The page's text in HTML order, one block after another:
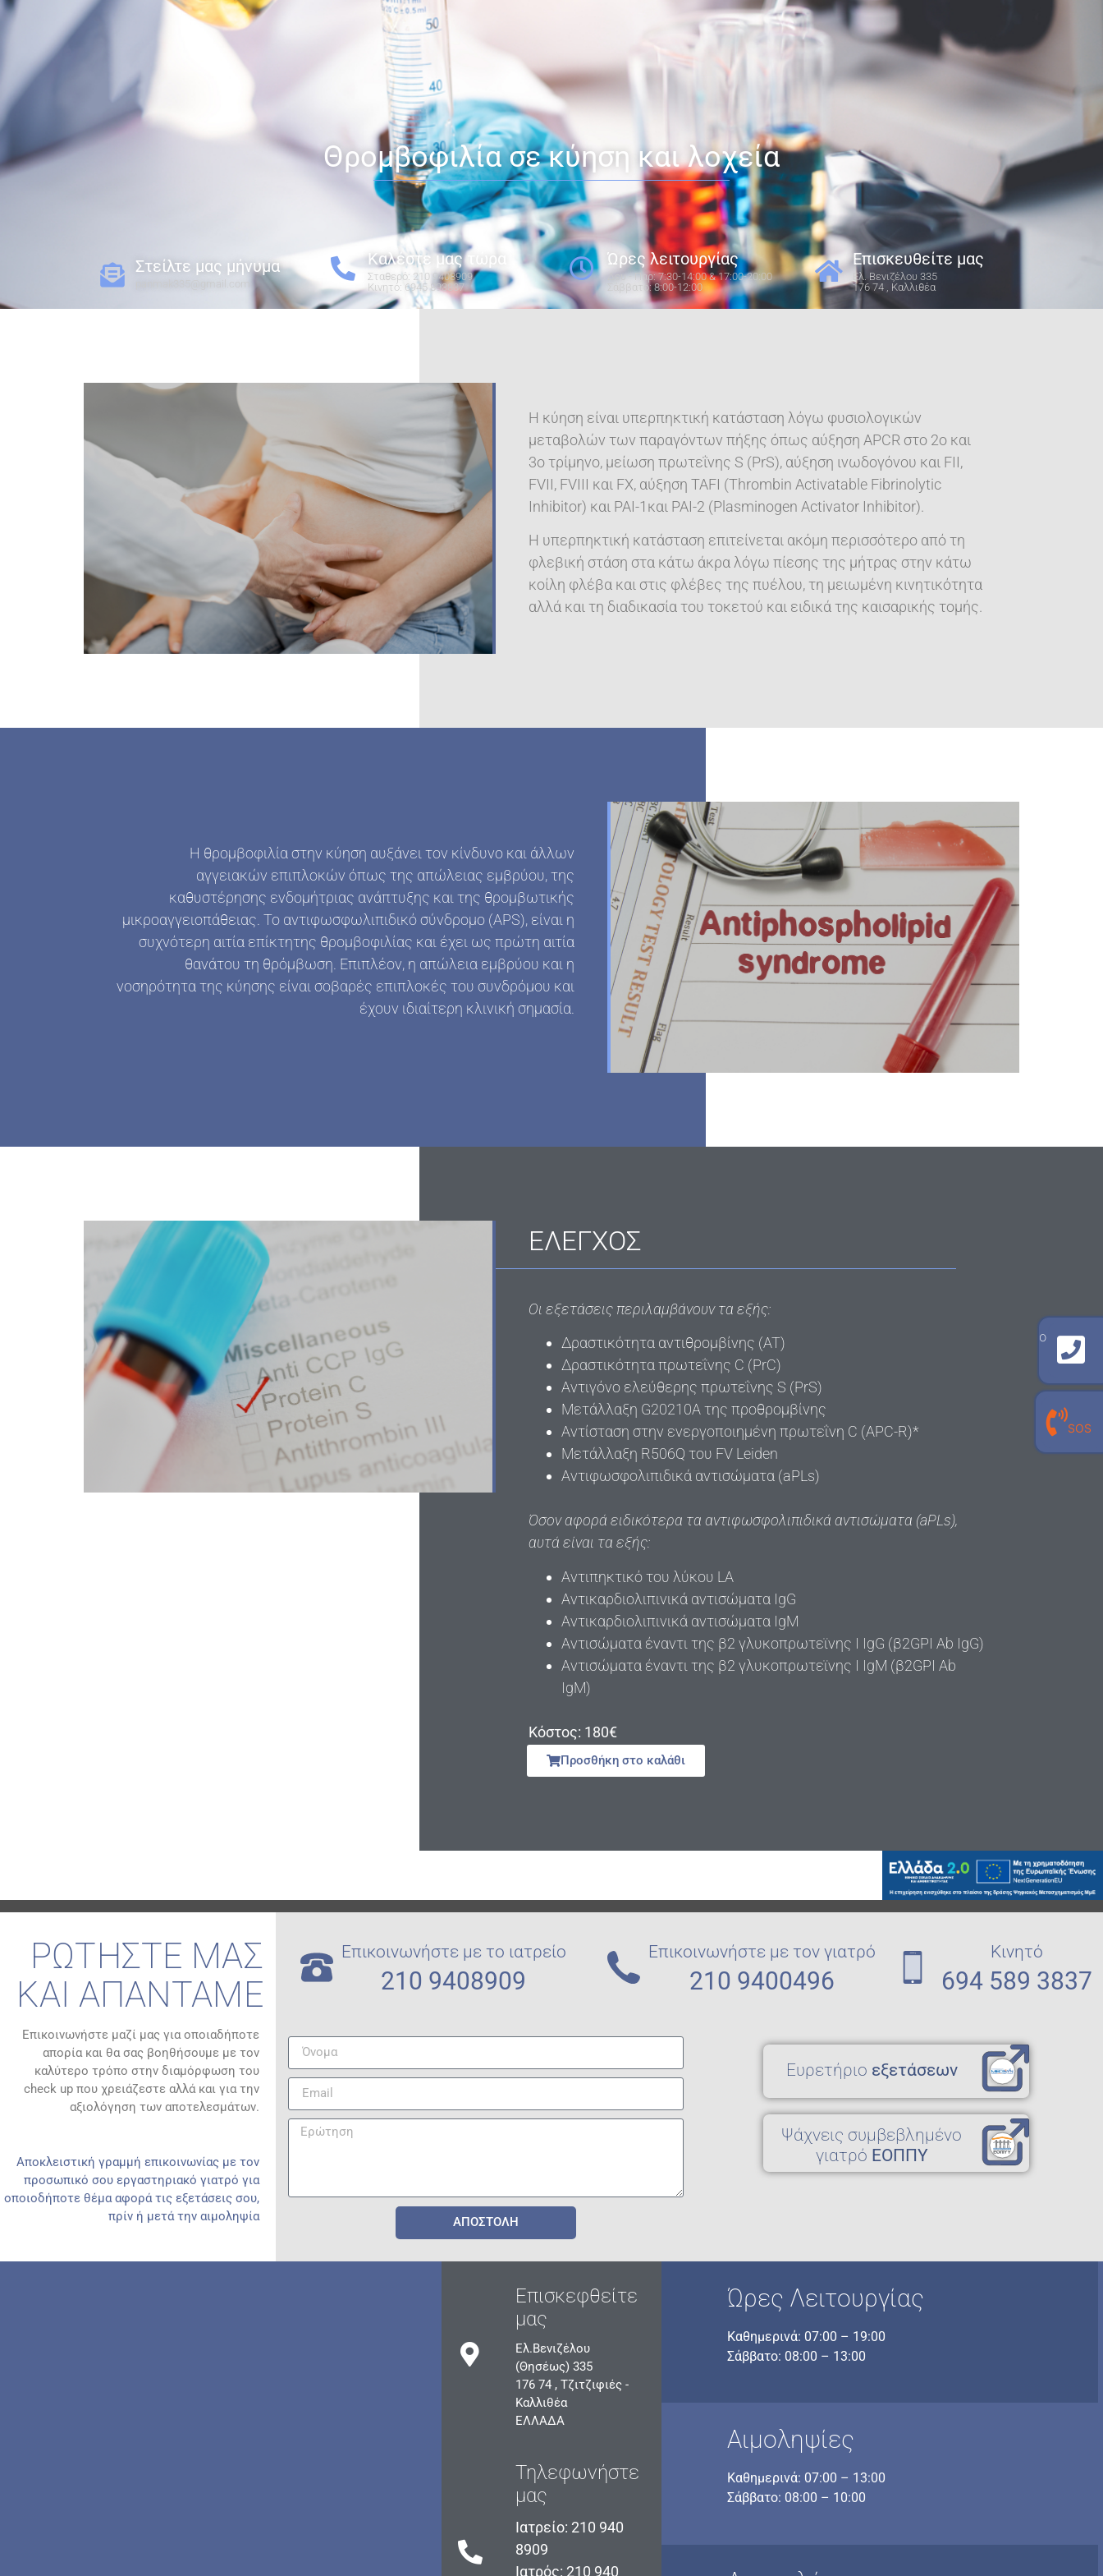
Θρομβοφιλία σε κύηση και λοχεία
Στείλτε μας μήνυμα​
panmak335@gmail.com
Καλέστε μας τώρα
Σταθερό: 210 9408909
Κινητό: 6945 893837​
Ώρες λειτουργίας
Δευ - Παρ: 7:30-14:00 & 17:00-20:00
Σάββατο: 8:00-12:00
Επισκευθείτε μας
Ελ. Βενιζέλου 335
176 74 , Καλλιθέα
Η κύηση είναι υπερπηκτική κατάσταση λόγω φυσιολογικών
μεταβολών των παραγόντων πήξης όπως αύξηση APCR στο 2ο και
3ο τρίμηνο, μείωση πρωτεΐνης S (PrS), αύξηση ινωδογόνου και FII,
FVII, FVIII και FX, αύξηση TAFI (Thrombin Activatable Fibrinolytic
Inhibitor) και PAI-1και PAI-2 (Plasminogen Activator Inhibitor).
Η υπερπηκτική κατάσταση επιτείνεται ακόμη περισσότερο από τη
φλεβική στάση στα κάτω άκρα λόγω πίεσης της μήτρας στην κάτω
κοίλη φλέβα και στις φλέβες της πυέλου, τη μειωμένη κινητικότητα
αλλά και τη διαδικασία του τοκετού και ειδικά της καισαρικής τομής.
Η θρομβοφιλία στην κύηση αυξάνει τον κίνδυνο και άλλων
αγγειακών επιπλοκών όπως της απώλειας εμβρύου, της
καθυστέρησης ενδομήτριας ανάπτυξης και της θρομβωτικής
μικροαγγειοπάθειας. Το αντιφωσφωλιπιδικό σύνδρομο (APS), είναι η
συχνότερη αιτία επίκτητης θρομβοφιλίας και έχει ως πρώτη αιτία
θανάτου τη θρόμβωση. Επιπλέον, η απώλεια εμβρύου και η
νοσηρότητα της κύησης είναι σοβαρές επιπλοκές του συνδρόμου και
έχουν ιδιαίτερη κλινική σημασία.
ΕΛΕΓΧΟΣ
Οι εξετάσεις περιλαμβάνουν τα εξής:
Δραστικότητα αντιθρομβίνης (AT)
Δραστικότητα πρωτεΐνης C (PrC)
Αντιγόνο ελεύθερης πρωτεΐνης S (PrS)
Μετάλλαξη G20210A της προθρομβίνης
Αντίσταση στην ενεργοποιημένη πρωτεΐνη C (APC-R)*
Μετάλλαξη R506Q του FV Leiden
Αντιφωσφολιπιδικά αντισώματα (aPLs)
Όσον αφορά ειδικότερα τα αντιφωσφολιπιδικά αντισώματα (aPLs),
αυτά είναι τα εξής:
Αντιπηκτικό του λύκου LA
Αντικαρδιολιπινικά αντισώματα IgG
Αντικαρδιολιπινικά αντισώματα IgM
Αντισώματα έναντι της β2 γλυκοπρωτεϊνης Ι IgG (β2GPΙ Ab IgG)
Αντισώματα έναντι της β2 γλυκοπρωτεϊνης Ι IgM (β2GPΙ Ab
IgΜ)
Κόστος: 180€
Προσθήκη στο καλάθι
ΡΩΤΗΣΤΕ ΜΑΣ
ΚΑΙ ΑΠΑΝΤΑΜΕ
Επικοινωνήστε μαζί μας για οποιαδήποτε
απορία και θα σας βοηθήσουμε με τον
καλύτερο τρόπο στην διαμόρφωση του
check up που χρειάζεστε αλλά και για την
αξιολόγηση των αποτελεσμάτων.
Αποκλειστική γραμμή επικοινωνίας με τον
προσωπικό σου εργαστηριακό γιατρό για
οποιοδήποτε θέμα αφορά τις εξετάσεις σου,
πρίν ή μετά την αιμοληψία
Επικοινωνήστε με το ιατρείο
210 9408909
Επικοινωνήστε με τον γιατρό
210 9400496
Κινητό
694 589 3837
ΑΠΟΣΤΟΛΗ
Eυρετήριο εξετάσεων
Ψάχνεις συμβεβλημένο
γιατρό ΕΟΠΠΥ
Επισκεφθείτε
μας
Ελ.Βενιζέλου
(Θησέως) 335
176 74 , Τζιτζιφιές -
Καλλιθέα
ΕΛΛΑΔΑ
Τηλεφωνήστε
μας
Ιατρείο: 210 940
8909
Ιατρός: 210 940
Ώρες Λειτουργίας
Καθημερινά: 07:00 – 19:00
Σάββατο: 08:00 – 13:00
Αιμοληψίες
Καθημερινά: 07:00 – 13:00
Σάββατο: 08:00 – 10:00
γραμμή επικοινωνίας με το εργαστήριο
γραμμή επικοινωνίας με τον
προσωπικό σου εργαστηριακό γιατρό
SOS